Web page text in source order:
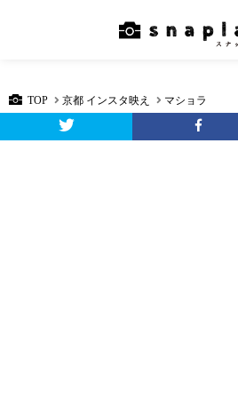
TOP 京都 インスタ映え マショラ